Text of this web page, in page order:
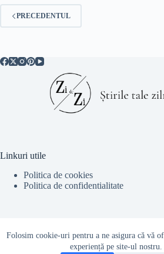
Folosim cookie-uri pentru a ne asigura că vă
experiență pe site-ul nostru.
PRECEDENTUL
Linkuri utile
Politica de cookies
Politica de confidentialitate